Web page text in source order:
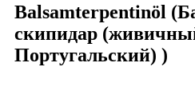
Balsamterpentinöl
скипидар
Португальский) )